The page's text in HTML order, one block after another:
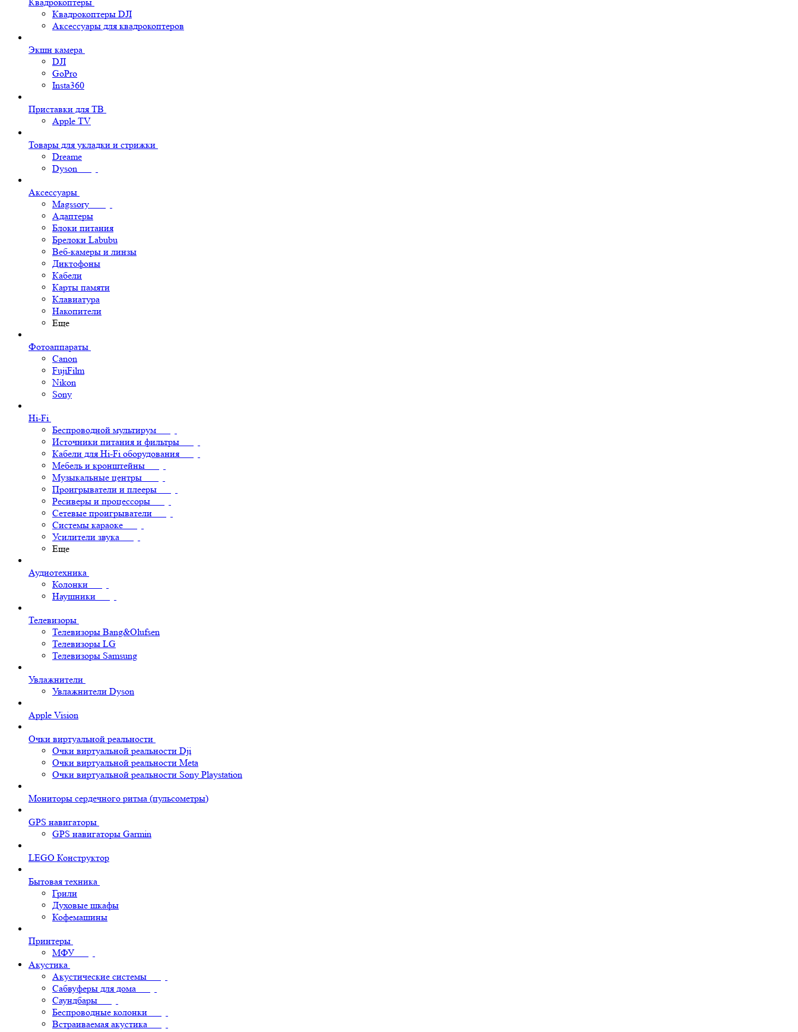
Квадрокоптеры
Квадрокоптеры DJI
Аксессуары для квадрокоптеров
Экшн камера
DJI
GoPro
Insta360
Приставки для ТВ
Apple TV
Товары для укладки и стрижки
Dreame
Dyson
Аксессуары
Magssory
Адаптеры
Блоки питания
Брелоки Labubu
Веб-камеры и линзы
Диктофоны
Кабели
Карты памяти
Клавиатура
Накопители
Еще
Фотоаппараты
Canon
FujiFilm
Nikon
Sony
Hi-Fi
Беспроводной мультирум
Источники питания и фильтры
Кабели для Hi-Fi оборудования
Мебель и кронштейны
Музыкальные центры
Проигрыватели и плееры
Ресиверы и процессоры
Сетевые проигрыватели
Системы караоке
Усилители звука
Еще
Аудиотехника
Колонки
Наушники
Телевизоры
Телевизоры Bang&Olufsen
Телевизоры LG
Телевизоры Samsung
Увлажнители
Увлажнители Dyson
Apple Vision
Очки виртуальной реальности
Очки виртуальной реальности Dji
Очки виртуальной реальности Meta
Очки виртуальной реальности Sony Playstation
Мониторы сердечного ритма (пульсометры)
GPS навигаторы
GPS навигаторы Garmin
LEGO Конструктор
Бытовая техника
Грили
Духовые шкафы
Кофемашины
Принтеры
МФУ
Акустика
Акустические системы
Сабвуферы для дома
Саундбары
Беспроводные колонки
Встраиваемая акустика